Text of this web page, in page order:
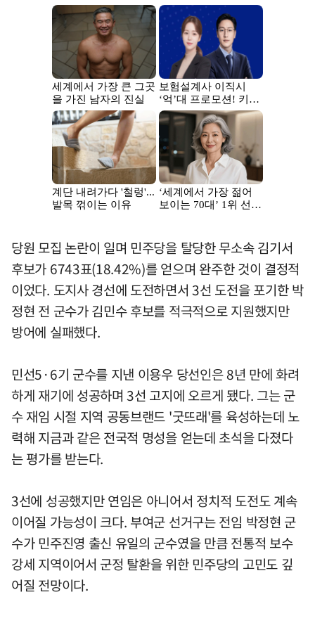
당원 모집 논란이 일며 민주당을 탈당한 무소속 김기서
후보가 6743표(18.42%)를 얻으며 완주한 것이 결정적
이었다. 도지사 경선에 도전하면서 3선 도전을 포기한 박
정현 전 군수가 김민수 후보를 적극적으로 지원했지만
방어에 실패했다.
민선5·6기 군수를 지낸 이용우 당선인은 8년 만에 화려
하게 재기에 성공하며 3선 고지에 오르게 됐다. 그는 군
수 재임 시절 지역 공동브랜드 '굿뜨래'를 육성하는데 노
력해 지금과 같은 전국적 명성을 얻는데 초석을 다졌다
는 평가를 받는다.
3선에 성공했지만 연임은 아니어서 정치적 도전도 계속
이어질 가능성이 크다. 부여군 선거구는 전임 박정현 군
수가 민주진영 출신 유일의 군수였을 만큼 전통적 보수
강세 지역이어서 군정 탈환을 위한 민주당의 고민도 깊
어질 전망이다.